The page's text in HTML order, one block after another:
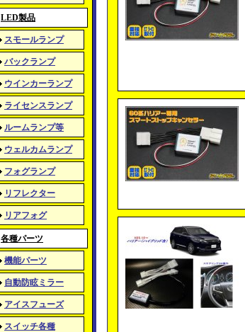
LED製品
スモールランプ
バックランプ
ウインカーランプ
ライセンスランプ
ルームランプ等
ウェルカムランプ
フォグランプ
リフレクター
リアフォグ
各種パーツ
機能パーツ
自動防眩ミラー
アイスフューズ
スイッチ各種